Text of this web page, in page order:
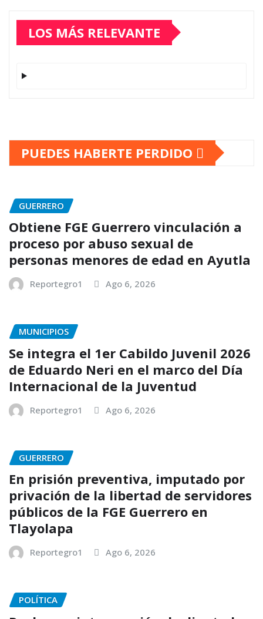
LOS MÁS RELEVANTE
PUEDES HABERTE PERDIDO
GUERRERO
Obtiene FGE Guerrero vinculación a
proceso por abuso sexual de
personas menores de edad en Ayutla
Reportegro1 Ago 6, 2026
MUNICIPIOS
Se integra el 1er Cabildo Juvenil 2026
de Eduardo Neri en el marco del Día
Internacional de la Juventud
Reportegro1 Ago 6, 2026
GUERRERO
En prisión preventiva, imputado por
privación de la libertad de servidores
públicos de la FGE Guerrero en
Tlayolapa
Reportegro1 Ago 6, 2026
POLÍTICA